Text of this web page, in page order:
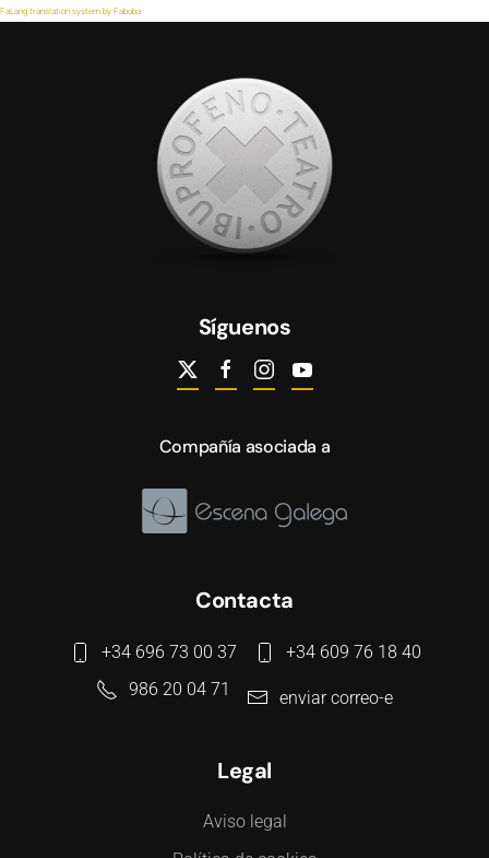
FaLang translation system by Faboba
Síguenos
Compañía asociada a
Contacta
+34 696 73 00 37
+34 609 76 18 40
986 20 04 71
enviar correo-e
Legal
Aviso legal